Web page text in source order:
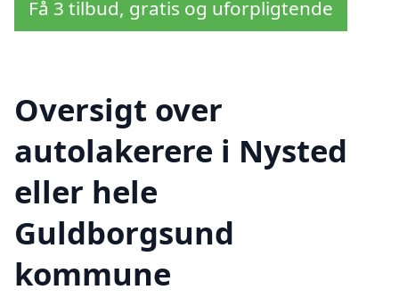
Få 3 tilbud, gratis og uforpligtende
Oversigt over
autolakerere i Nysted
eller hele
Guldborgsund
kommune